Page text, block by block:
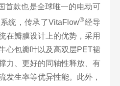
首款也是全球唯一的电动可
统，传承了VitaFlow®经导
在瓣膜设计上的优势，采用
心包瓣叶以及高双层PET裙
力、更好的同轴性释放、有
发生率等优异性能。此外，